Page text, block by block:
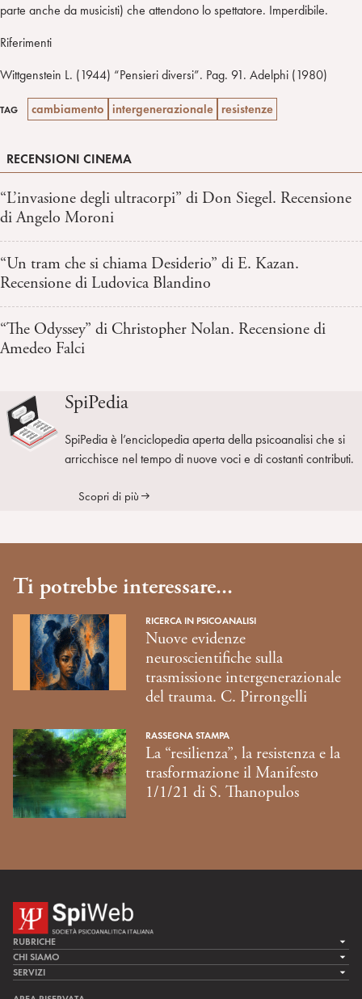
parte anche da musicisti) che attendono lo spettatore. Imperdibile.
Riferimenti
Wittgenstein L. (1944) “Pensieri diversi”. Pag. 91. Adelphi (1980)
TAG cambiamento intergenerazionale resistenze
RECENSIONI CINEMA
“L’invasione degli ultracorpi” di Don Siegel. Recensione
di Angelo Moroni
“Un tram che si chiama Desiderio” di E. Kazan.
Recensione di Ludovica Blandino
“The Odyssey” di Christopher Nolan. Recensione di
Amedeo Falci
SpiPedia
SpiPedia è l’enciclopedia aperta della psicoanalisi che si
arricchisce nel tempo di nuove voci e di costanti contributi.
Scopri di più
Ti potrebbe interessare...
RICERCA IN PSICOANALISI
Nuove evidenze
neuroscientifiche sulla
trasmissione intergenerazionale
del trauma. C. Pirrongelli
RASSEGNA STAMPA
La “resilienza”, la resistenza e la
trasformazione il Manifesto
1/1/21 di S. Thanopulos
RUBRICHE
LA CURA
LA RICERCA
CHI SIAMO
LA SPI
SERVIZI